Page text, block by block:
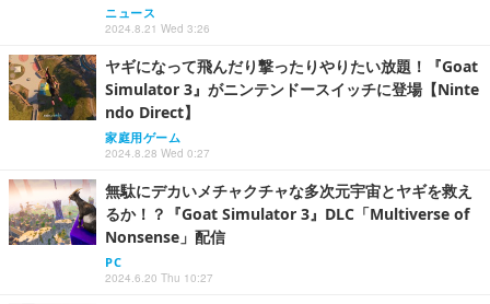
ニュース
2024.8.21 Wed 3:26
ヤギになって飛んだり撃ったりやりたい放題！『Goat
Simulator 3』がニンテンドースイッチに登場【Ninte
ndo Direct】
家庭用ゲーム
2024.8.28 Wed 0:27
無駄にデカいメチャクチャな多次元宇宙とヤギを救え
るか！？『Goat Simulator 3』DLC「Multiverse of
Nonsense」配信
PC
2024.6.20 Thu 10:27